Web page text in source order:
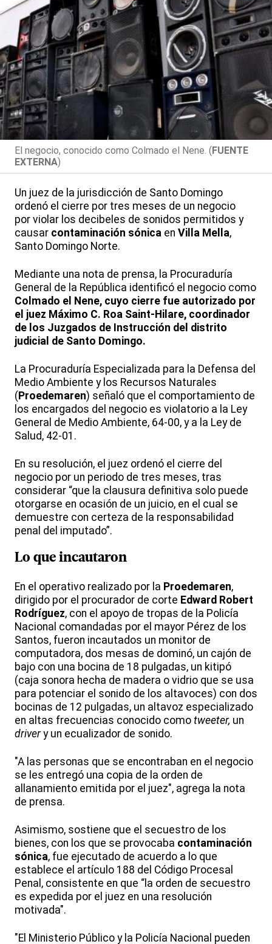
El negocio, conocido como Colmado el Nene. (FUENTE
EXTERNA)
Un juez de la jurisdicción de Santo Domingo
ordenó el cierre por tres meses de un negocio
por violar los decibeles de sonidos permitidos y
causar contaminación sónica en Villa Mella,
Santo Domingo Norte.
Mediante una nota de prensa, la Procuraduría
General de la República identificó el negocio como
Colmado el Nene, cuyo cierre fue autorizado por
el juez Máximo C. Roa Saint-Hilare, coordinador
de los Juzgados de Instrucción del distrito
judicial de Santo Domingo.
La Procuraduría Especializada para la Defensa del
Medio Ambiente y los Recursos Naturales
( Proedemaren) señaló que el comportamiento de
los encargados del negocio es violatorio a la Ley
General de Medio Ambiente, 64-00, y a la Ley de
Salud, 42-01.
En su resolución, el juez ordenó el cierre del
negocio por un periodo de tres meses, tras
considerar “que la clausura definitiva solo puede
otorgarse en ocasión de un juicio, en el cual se
demuestre con certeza de la responsabilidad
penal del imputado”.
Lo que incautaron
En el operativo realizado por la Proedemaren,
dirigido por el procurador de corte Edward Robert
Rodríguez, con el apoyo de tropas de la Policía
Nacional comandadas por el mayor Pérez de los
Santos, fueron incautados un monitor de
computadora, dos mesas de dominó, un cajón de
bajo con una bocina de 18 pulgadas, un kitipó
(caja sonora hecha de madera o vidrio que se usa
para potenciar el sonido de los altavoces) con dos
bocinas de 12 pulgadas, un altavoz especializado
en altas frecuencias conocido como tweeter, un
drivery un ecualizador de sonido.
"A las personas que se encontraban en el negocio
se les entregó una copia de la orden de
allanamiento emitida por el juez", agrega la nota
de prensa.
Asimismo, sostiene que el secuestro de los
bienes, con los que se provocaba contaminación
sónica, fue ejecutado de acuerdo a lo que
establece el artículo 188 del Código Procesal
Penal, consistente en que “la orden de secuestro
es expedida por el juez en una resolución
motivada".
"El Ministerio Público y la Policía Nacional pueden